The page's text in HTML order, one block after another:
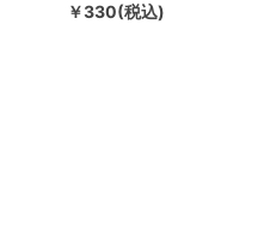
￥330(税込)